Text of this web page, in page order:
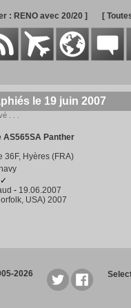
: RENO avec 20/20 ] [
le 19 juin 2007
. . .
Panther
36F, Hyères (FRA)
- 19.06.2007
USA) 2007
2026